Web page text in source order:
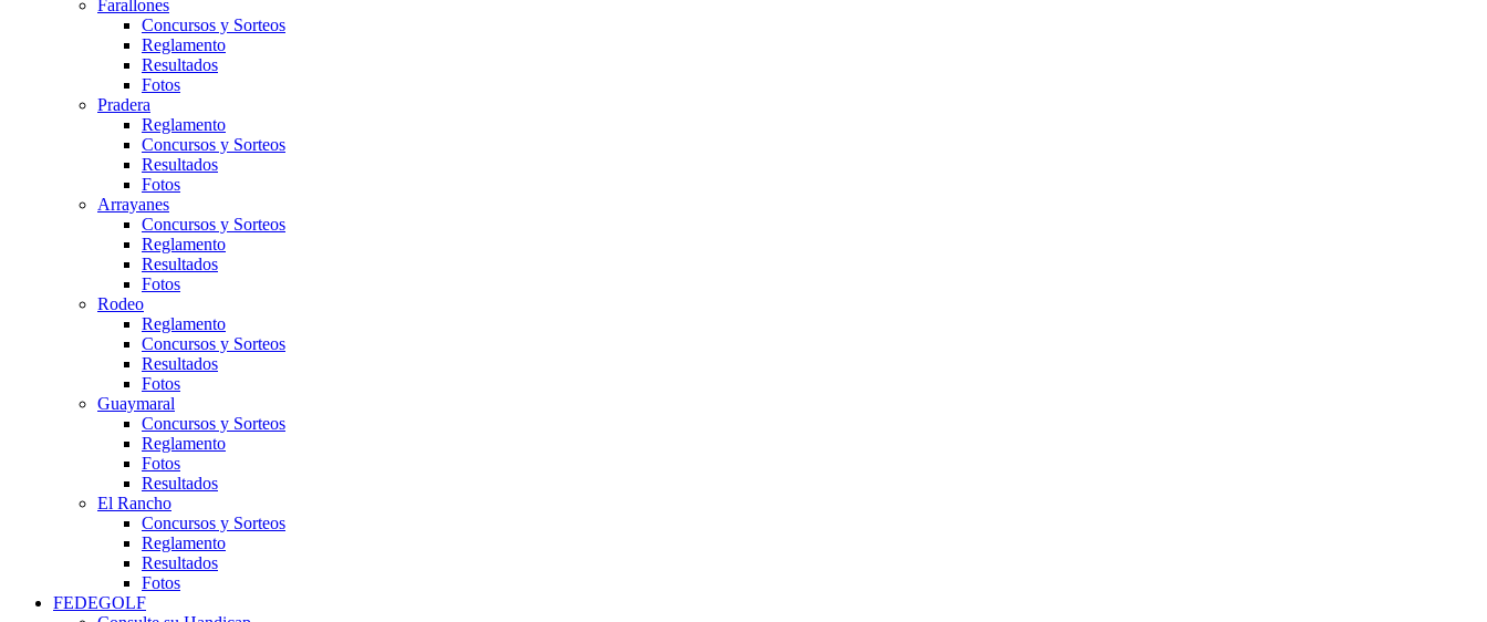
Farallones
Concursos y Sorteos
Reglamento
Resultados
Fotos
Pradera
Reglamento
Concursos y Sorteos
Resultados
Fotos
Arrayanes
Concursos y Sorteos
Reglamento
Resultados
Fotos
Rodeo
Reglamento
Concursos y Sorteos
Resultados
Fotos
Guaymaral
Concursos y Sorteos
Reglamento
Fotos
Resultados
El Rancho
Concursos y Sorteos
Reglamento
Resultados
Fotos
FEDEGOLF